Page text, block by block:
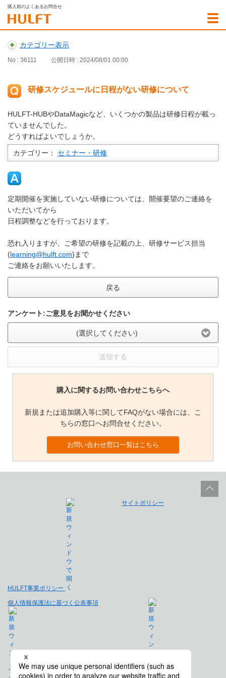
購入前のよくあるお問合せ
カテゴリー表示
No : 36111 公開日時 : 2024/08/01 00:00
研修スケジュールに日程がない研修について
HULFT-HUBやDataMagicなど、いくつかの製品は研修日程が載っ
ていませんでした。
どうすればよいでしょうか。
カテゴリー： セミナー・研修
定期開催を実施していない研修については、開催要望のご連絡を
いただいてから
日程調整などを行っております。
恐れ入りますが、ご希望の研修を記載の上、研修サービス担当
(learning@hulft.com)まで
ご連絡をお願いいたします。
戻る
アンケート:ご意見をお聞かせください
(選択してください)
送信する
購入に関するお問い合わせこちらへ
新規または追加購入等に関してFAQがない場合には、こ
ちらの窓口へお問合せください。
お問い合わせ窓口一覧はこちら
HULFT事業ポリシー
サイトポリシー
個人情報保護法に基づく公表事項